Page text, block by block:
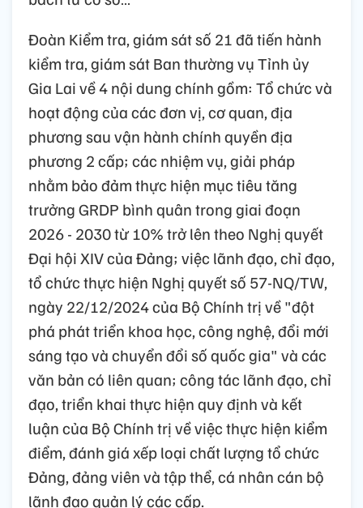
Đoàn Kiểm tra, giám sát số 21 đã tiến hành
kiểm tra, giám sát Ban thường vụ Tỉnh ủy
Gia Lai về 4 nội dung chính gồm: Tổ chức và
hoạt động của các đơn vị, cơ quan, địa
phương sau vận hành chính quyền địa
phương 2 cấp; các nhiệm vụ, giải pháp
nhằm bảo đảm thực hiện mục tiêu tăng
trưởng GRDP bình quân trong giai đoạn
2026 - 2030 từ 10% trở lên theo Nghị quyết
Đại hội XIV của Đảng; việc lãnh đạo, chỉ đạo,
tổ chức thực hiện Nghị quyết số 57-NQ/TW,
ngày 22/12/2024 của Bộ Chính trị về "đột
phá phát triển khoa học, công nghệ, đổi mới
sáng tạo và chuyển đổi số quốc gia" và các
văn bản có liên quan; công tác lãnh đạo, chỉ
đạo, triển khai thực hiện quy định và kết
luận của Bộ Chính trị về việc thực hiện kiểm
điểm, đánh giá xếp loại chất lượng tổ chức
Đảng, đảng viên và tập thể, cá nhân cán bộ
lãnh đạo quản lý các cấp.